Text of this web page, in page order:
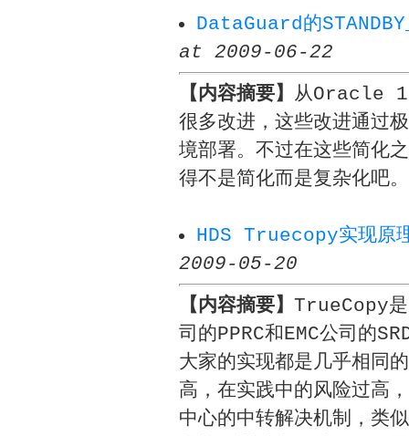
DataGuard的
at 2009-06-22
【内容摘要】 从Oracle
很多改进，这些改进通过
境部署。不过在这些简化
得不是简化而是复杂化吧。
HDS Truecopy实现原
2009-05-20
【内容摘要】 TrueCopy是
司的PPRC和EMC公司的
大家的实现都是几乎相同
高，在实践中的风险过高
中心的中转解决机制，